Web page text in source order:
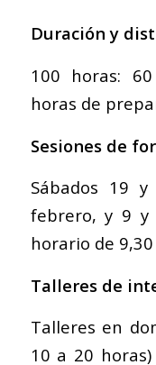
Duración y
100 horas:
horas de
Sesiones de
Sábados 19
febrero, y 9 y
horario de
Talleres de
Talleres en
10 a 20